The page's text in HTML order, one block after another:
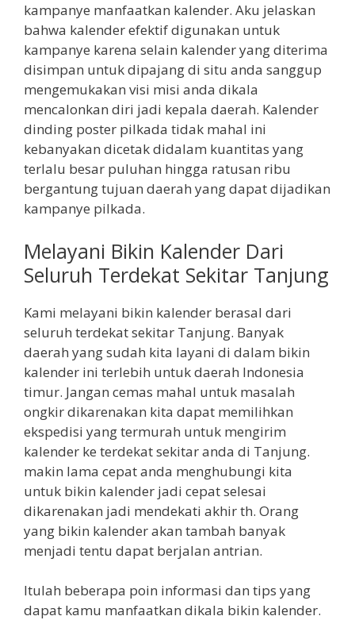
kampanye manfaatkan kalender. Aku jelaskan
bahwa kalender efektif digunakan untuk
kampanye karena selain kalender yang diterima
disimpan untuk dipajang di situ anda sanggup
mengemukakan visi misi anda dikala
mencalonkan diri jadi kepala daerah. Kalender
dinding poster pilkada tidak mahal ini
kebanyakan dicetak didalam kuantitas yang
terlalu besar puluhan hingga ratusan ribu
bergantung tujuan daerah yang dapat dijadikan
kampanye pilkada.
Melayani Bikin Kalender Dari
Seluruh Terdekat Sekitar Tanjung
Kami melayani bikin kalender berasal dari
seluruh terdekat sekitar Tanjung. Banyak
daerah yang sudah kita layani di dalam bikin
kalender ini terlebih untuk daerah Indonesia
timur. Jangan cemas mahal untuk masalah
ongkir dikarenakan kita dapat memilihkan
ekspedisi yang termurah untuk mengirim
kalender ke terdekat sekitar anda di Tanjung.
makin lama cepat anda menghubungi kita
untuk bikin kalender jadi cepat selesai
dikarenakan jadi mendekati akhir th. Orang
yang bikin kalender akan tambah banyak
menjadi tentu dapat berjalan antrian.
Itulah beberapa poin informasi dan tips yang
dapat kamu manfaatkan dikala bikin kalender.